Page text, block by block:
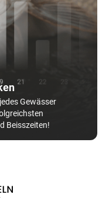
Gewässer
Beisszeiten!